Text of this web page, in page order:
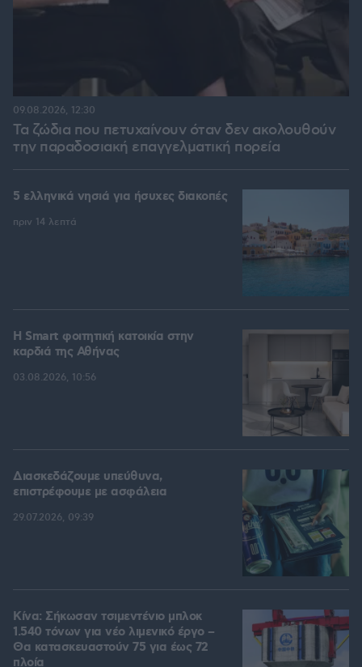
Τα ζώδια που πετυχαίνουν όταν δεν ακολουθούν
την παραδοσιακή επαγγελματική πορεία
09.08.2026, 12:30
5 ελληνικά νησιά για ήσυχες διακοπές
πριν 14 λεπτά
Η Smart φοιτητική κατοικία στην
καρδιά της Αθήνας
03.08.2026, 10:56
Διασκεδάζουμε υπεύθυνα,
επιστρέφουμε με ασφάλεια
29.07.2026, 09:39
Κίνα: Σήκωσαν τσιμεντένιο μπλοκ
1.540 τόνων για νέο λιμενικό έργο –
Θα κατασκευαστούν 75 για έως 72
πλοία